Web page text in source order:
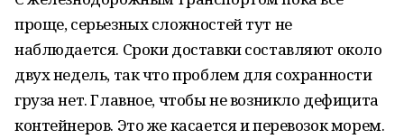
проще, серьезных сложностей тут не
наблюдается. Сроки доставки составляют около
двух недель, так что проблем для сохранности
груза нет. Главное, чтобы не возникло дефицита
контейнеров. Это же касается и перевозок морем.